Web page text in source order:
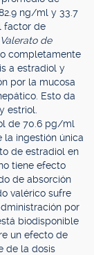
ng/ml y 33.7
factor de
Valerato de
completamente
a estradiol y
por la mucosa
Esto da
estriol.
de 70.6 pg/ml
la ingestión única
de estradiol en
tiene efecto
de absorción
valérico sufre
por
biodisponible
un efecto de
de la dosis